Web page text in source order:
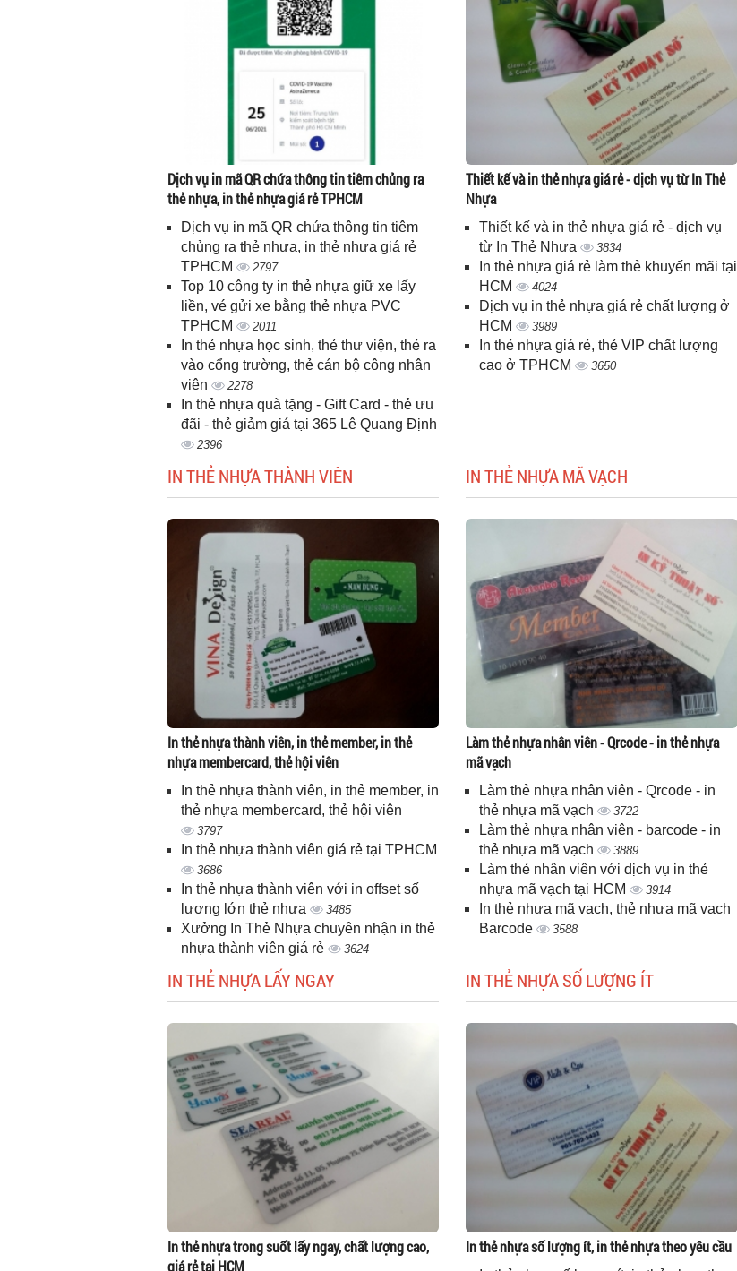
Dịch vụ in mã QR chứa thông tin tiêm chủng ra
thẻ nhựa, in thẻ nhựa giá rẻ TPHCM
Dịch vụ in mã QR chứa thông tin tiêm
chủng ra thẻ nhựa, in thẻ nhựa giá rẻ
TPHCM
2797
Top 10 công ty in thẻ nhựa giữ xe lấy
liền, vé gửi xe bằng thẻ nhựa PVC
TPHCM
2011
In thẻ nhựa học sinh, thẻ thư viện, thẻ ra
vào cổng trường, thẻ cán bộ công nhân
viên
2278
In thẻ nhựa quà tặng - Gift Card - thẻ ưu
đãi - thẻ giảm giá tại 365 Lê Quang Định
2396
Thiết kế và in thẻ nhựa giá rẻ - dịch vụ từ In Thẻ
Nhựa
Thiết kế và in thẻ nhựa giá rẻ - dịch vụ
từ In Thẻ Nhựa
3834
In thẻ nhựa giá rẻ làm thẻ khuyến mãi tại
HCM
4024
Dịch vụ in thẻ nhựa giá rẻ chất lượng ở
HCM
3989
In thẻ nhựa giá rẻ, thẻ VIP chất lượng
cao ở TPHCM
3650
IN THẺ NHỰA THÀNH VIÊN
In thẻ nhựa thành viên, in thẻ member, in thẻ
nhựa membercard, thẻ hội viên
In thẻ nhựa thành viên, in thẻ member, in
thẻ nhựa membercard, thẻ hội viên
3797
In thẻ nhựa thành viên giá rẻ tại TPHCM
3686
In thẻ nhựa thành viên với in offset số
lượng lớn thẻ nhựa
3485
Xưởng In Thẻ Nhựa chuyên nhận in thẻ
nhựa thành viên giá rẻ
3624
IN THẺ NHỰA MÃ VẠCH
Làm thẻ nhựa nhân viên - Qrcode - in thẻ nhựa
mã vạch
Làm thẻ nhựa nhân viên - Qrcode - in
thẻ nhựa mã vạch
3722
Làm thẻ nhựa nhân viên - barcode - in
thẻ nhựa mã vạch
3889
Làm thẻ nhân viên với dịch vụ in thẻ
nhựa mã vạch tại HCM
3914
In thẻ nhựa mã vạch, thẻ nhựa mã vạch
Barcode
3588
IN THẺ NHỰA LẤY NGAY
In thẻ nhựa trong suốt lấy ngay, chất lượng cao,
giá rẻ tại HCM
IN THẺ NHỰA SỐ LƯỢNG ÍT
In thẻ nhựa số lượng ít, in thẻ nhựa theo yêu cầu